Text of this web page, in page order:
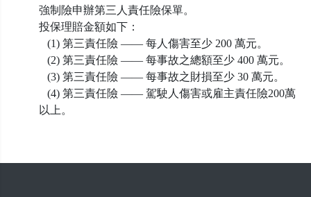
強制險申辦第三人責任險保單。
投保理賠金額如下：
(1) 第三責任險 —— 每人傷害至少 200 萬元。
(2) 第三責任險 —— 每事故之總額至少 400 萬元。
(3) 第三責任險 —— 每事故之財損至少 30 萬元。
(4) 第三責任險 —— 駕駛人傷害或雇主責任險200萬
以上。